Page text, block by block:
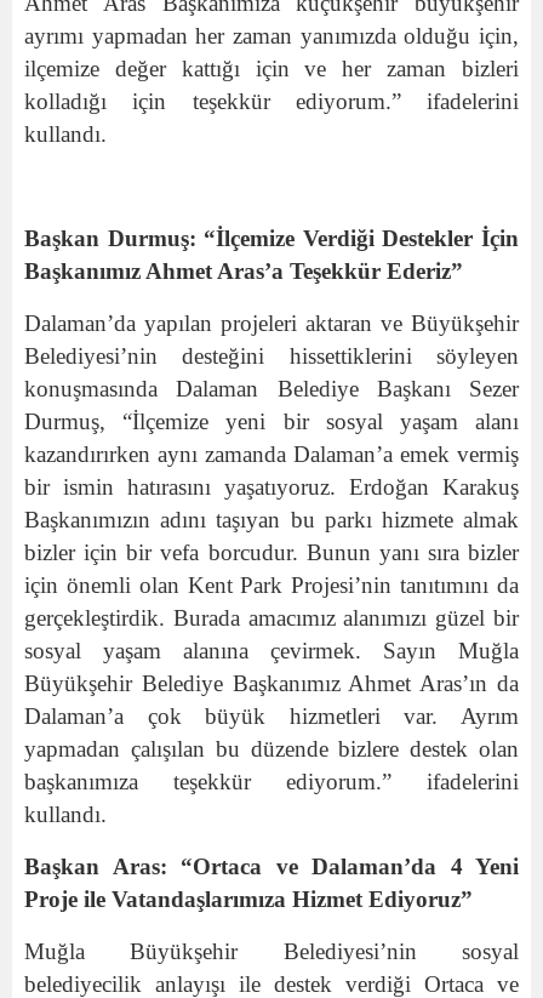
ayrımı yapmadan her zaman yanımızda olduğu için,
ilçemize değer kattığı için ve her zaman bizleri
kolladığı için teşekkür ediyorum.” ifadelerini
kullandı.
Başkan Durmuş: “İlçemize Verdiği Destekler İçin
Başkanımız Ahmet Aras’a Teşekkür Ederiz”
Dalaman’da yapılan projeleri aktaran ve Büyükşehir
Belediyesi’nin desteğini hissettiklerini söyleyen
konuşmasında Dalaman Belediye Başkanı Sezer
Durmuş, “İlçemize yeni bir sosyal yaşam alanı
kazandırırken aynı zamanda Dalaman’a emek vermiş
bir ismin hatırasını yaşatıyoruz. Erdoğan Karakuş
Başkanımızın adını taşıyan bu parkı hizmete almak
bizler için bir vefa borcudur. Bunun yanı sıra bizler
için önemli olan Kent Park Projesi’nin tanıtımını da
gerçekleştirdik. Burada amacımız alanımızı güzel bir
sosyal yaşam alanına çevirmek. Sayın Muğla
Büyükşehir Belediye Başkanımız Ahmet Aras’ın da
Dalaman’a çok büyük hizmetleri var. Ayrım
yapmadan çalışılan bu düzende bizlere destek olan
başkanımıza teşekkür ediyorum.” ifadelerini
kullandı.
Başkan Aras: “Ortaca ve Dalaman’da 4 Yeni
Proje ile Vatandaşlarımıza Hizmet Ediyoruz”
Muğla Büyükşehir Belediyesi’nin sosyal
belediyecilik anlayışı ile destek verdiği Ortaca ve